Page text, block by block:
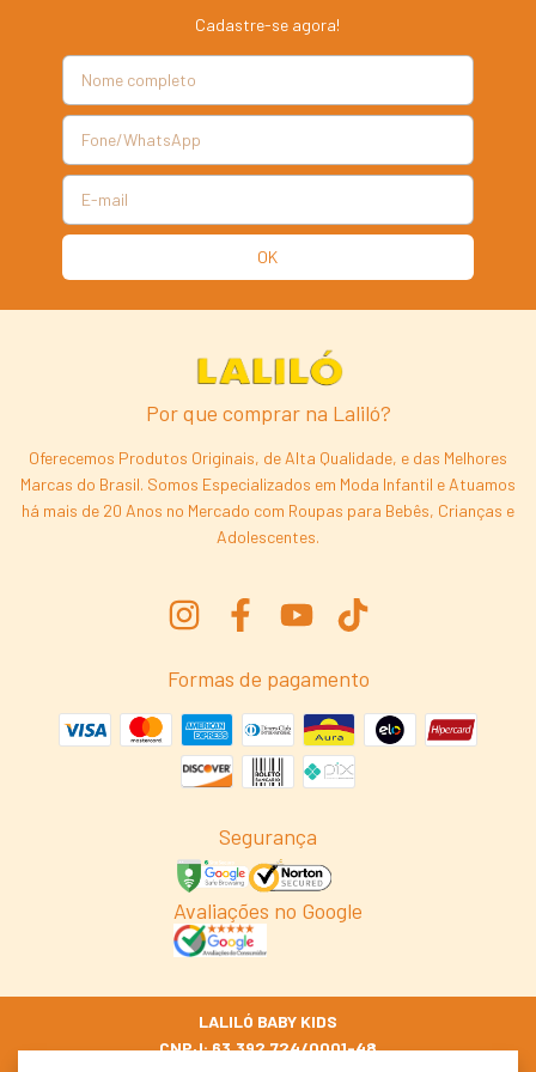
Cadastre-se agora!
Por que comprar na Laliló?
Oferecemos Produtos Originais, de Alta Qualidade, e das Melhores
Marcas do Brasil. Somos Especializados em Moda Infantil e Atuamos
há mais de 20 Anos no Mercado com Roupas para Bebês, Crianças e
Adolescentes.
Formas de pagamento
Segurança
Avaliações no Google
LALILÓ BABY KIDS
CNPJ: 63.392.724/0001-48